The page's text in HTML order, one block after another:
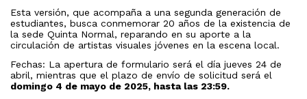
Esta versión, que acompaña a una segunda generación de
estudiantes, busca conmemorar 20 años de la existencia de
la sede Quinta Normal, reparando en su aporte a la
circulación de artistas visuales jóvenes en la escena local.
Fechas: L a apertura de formulario será el día jueves 24 de
abril, mientras que el plazo de envío de solicitud será el
domingo 4 de mayo de 2025, hasta las 23:59.